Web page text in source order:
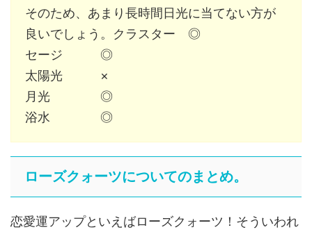
そのため、あまり長時間日光に当てない方が
良いでしょう。クラスター ◎
セージ ◎
太陽光 ×
月光 ◎
浴水 ◎
ローズクォーツについてのまとめ。
恋愛運アップといえばローズクォーツ！そういわれ